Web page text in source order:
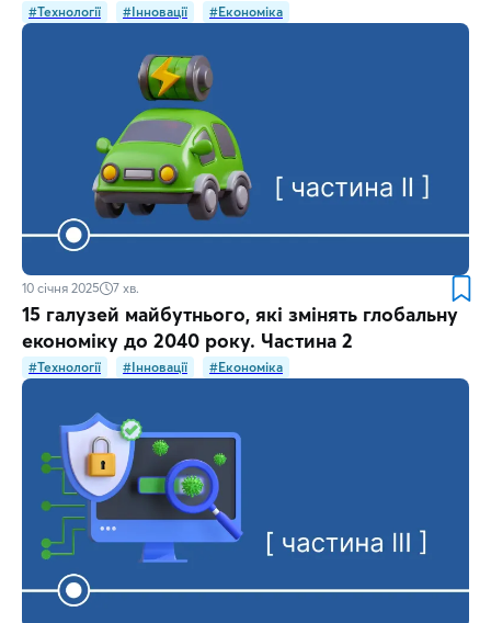
#Технології #Інновації #Економіка
10 січня 2025 7 хв.
15 галузей майбутнього, які змінять глобальну
економіку до 2040 року. Частина 2
#Технології #Інновації #Економіка